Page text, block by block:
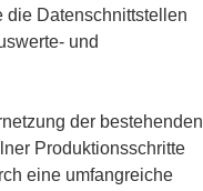
die Datenschnittstellen
und
der bestehenden
Produktionsschritte
eine umfangreiche